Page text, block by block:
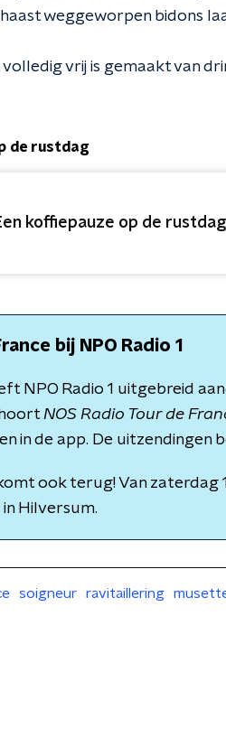
weggeworpen bidons
vrij is gemaakt van
de rustdag
koffiepauze op de rustdag
bij NPO Radio 1
NPO Radio 1 uitgebreid
NOS Radio Tour de
in de app. De uitzendingen
ook terug! Van zaterdag
in Hilversum.
soigneur ravitaillering